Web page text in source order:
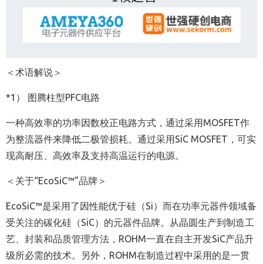
＜术语解说＞
*1） 图腾柱型PFC电路
一种高效率的功率因数校正电路方式，通过采用MOSFET作
为整流器件来降低二极管损耗。通过采用SiC MOSFET ，可实
现高耐压、高效率及支持高温运行的电源。
＜关于“EcoSiC™”品牌 ＞
EcoSiC™是采用了因性能优于硅（Si）而在功率元器件领域备
受关注的碳化硅（SiC）的元器件品牌。从晶圆生产到制造工
艺、封装和品质管理方法， ROHM一直在自主开发SiC产品升
级所必需的技术。另外， ROHM在制造过程中采用的是一贯